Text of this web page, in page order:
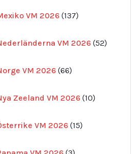
VM 2026 137
produkter
VM 2026 52
VM 2026 66
produkter
Zeeland VM 2026 10
produkter
VM 2026 15
produkter